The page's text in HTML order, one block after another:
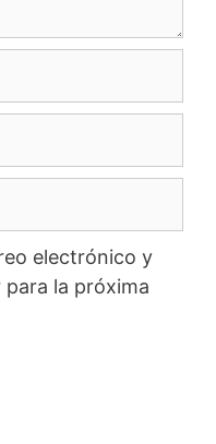
electrónico y
la próxima